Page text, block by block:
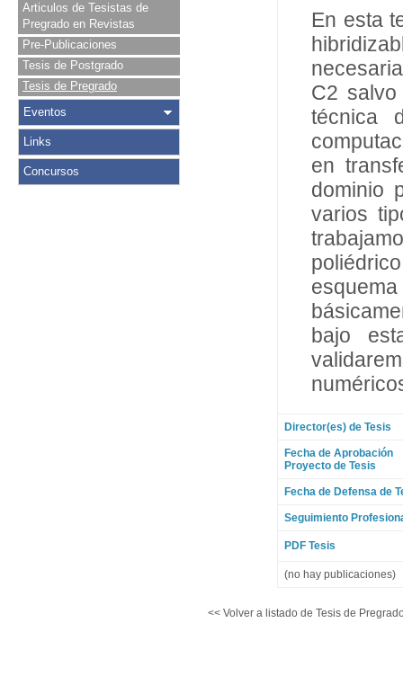
Articulos de Tesistas de
Pregrado en Revistas
Pre-Publicaciones
Tesis de Postgrado
Tesis de Pregrado
Eventos
Links
Concursos
En esta
C2
técnica
en
dominio
varios
bajo
Director(es) de Tesis
Fecha de Aprobación
Proyecto de Tesis
Fecha de Defensa de
Seguimiento
PDF Tesis
(no hay publicaciones)
<< Volver a listado de Tesis de